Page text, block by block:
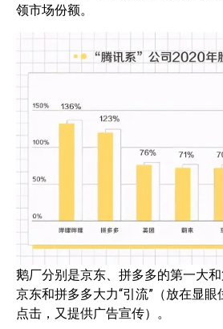
领市场份额。
鹅厂分别是京东、拼多多的第一大
京东和拼多多大力“引流”（放在显
点击，又提供广告宣传）。